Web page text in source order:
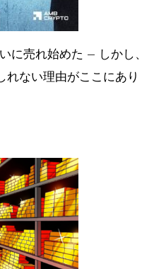
に売れ始めた – しかし、
ない理由がここにあり